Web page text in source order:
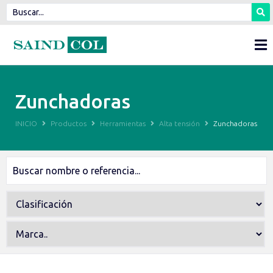
Zunchadoras
INICIO Productos Herramientas Alta tensión Zunchadoras